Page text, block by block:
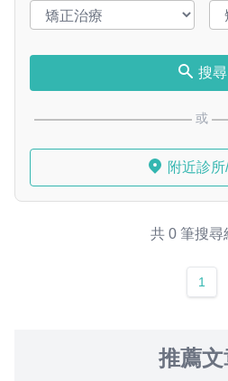
搜尋
或
附近診
共 0 筆搜尋
1
推薦文